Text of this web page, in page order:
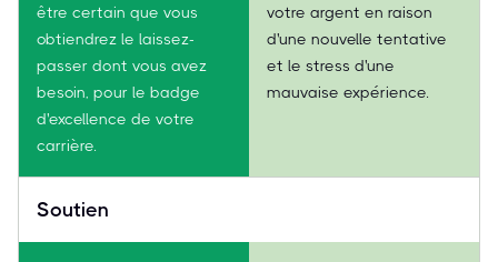
être certain que vous
obtiendrez le laissez-
passer dont vous avez
besoin, pour le badge
d'excellence de votre
carrière.
votre argent en raison
d'une nouvelle tentative
et le stress d'une
mauvaise expérience.
Soutien